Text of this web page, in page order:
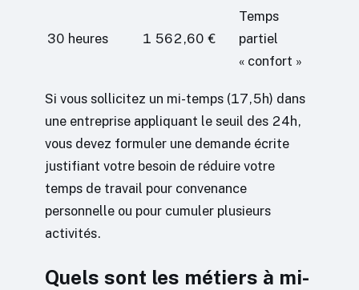
30 heures 1 562,60 €
Temps
partiel
« confort »
Si vous sollicitez un mi-temps (17,5h) dans
une entreprise appliquant le seuil des 24h,
vous devez formuler une demande écrite
justifiant votre besoin de réduire votre
temps de travail pour convenance
personnelle ou pour cumuler plusieurs
activités.
Quels sont les métiers à mi-